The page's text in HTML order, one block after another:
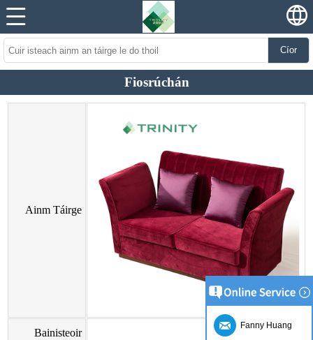
Cíor
Fiosrúchán
Ainm Táirge
Bainisteoir
Fanny Huang